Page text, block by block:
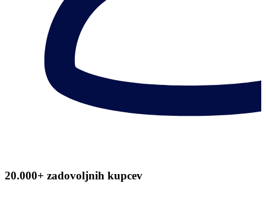
20.000+ zadovoljnih kupcev